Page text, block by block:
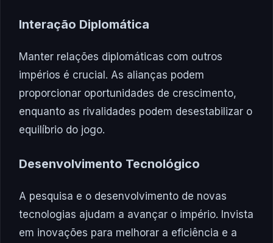
Interação Diplomática
Manter relações diplomáticas com outros
impérios é crucial. As alianças podem
proporcionar oportunidades de crescimento,
enquanto as rivalidades podem desestabilizar o
equilíbrio do jogo.
Desenvolvimento Tecnológico
A pesquisa e o desenvolvimento de novas
tecnologias ajudam a avançar o império. Invista
em inovações para melhorar a eficiência e a